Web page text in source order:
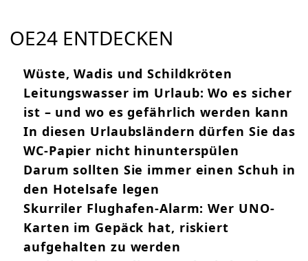
OE24 ENTDECKEN
Wüste, Wadis und Schildkröten
Leitungswasser im Urlaub: Wo es sicher
ist – und wo es gefährlich werden kann
In diesen Urlaubsländern dürfen Sie das
WC-Papier nicht hinunterspülen
Darum sollten Sie immer einen Schuh in
den Hotelsafe legen
Skurriler Flughafen-Alarm: Wer UNO-
Karten im Gepäck hat, riskiert
aufgehalten zu werden